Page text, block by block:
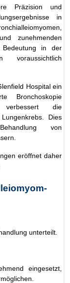
Präzision und
in
zunehmenden
Bedeutung in der
voraussichtlich
Hospital ein
Bronchoskopie
verbessert die
Dies
von
eröffnet daher
unterteilt.
eingesetzt,